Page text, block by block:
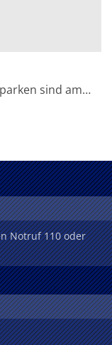
sind am…
Notruf 110 oder